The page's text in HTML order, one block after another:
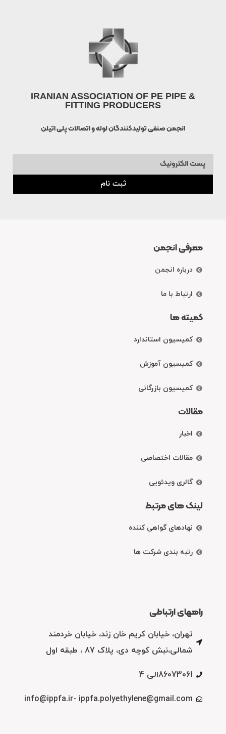
IRANIAN ASSOCIATION OF PE PIPE &
FITTING PRODUCERS
انجمن صنفی تولیدکنندگان لوله و اتصالات پلی اتیلن
ثبت نام
معرفی انجمن
درباره انجمن
ارتباط با ما
کمیته ها
کمیسیون استاندارد
کمیسیون آموزش
کمیسیون بازرگانی
مقالات
اخبار
مقالات اختصاصی
گالری ویدئویی
لینک های مرتبط
نهادهای گواهی کننده
رتبه بندی شرکت ها
راههای ارتباطی
تهران، خیابان کریم خان زند، خیابان خردمند
شمالی،نبش کوچه دی، پلاک 87 ، طبقه اول
86073061الی 4
info@ippfa.ir- ippfa.polyethylene@gmail.com